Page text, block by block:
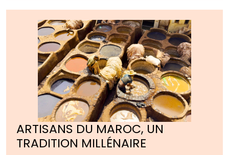
ARTISANS DU MAROC, UN
TRADITION MILLÉNAIRE